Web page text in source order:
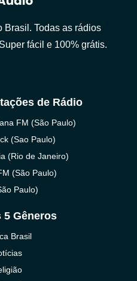
Brasil. Todas as rádios
fácil e 100% grátis.
de Rádio
FM (São Paulo)
(Sao Paulo)
(Rio de Janeiro)
(São Paulo)
Paulo)
Gêneros
Brasil